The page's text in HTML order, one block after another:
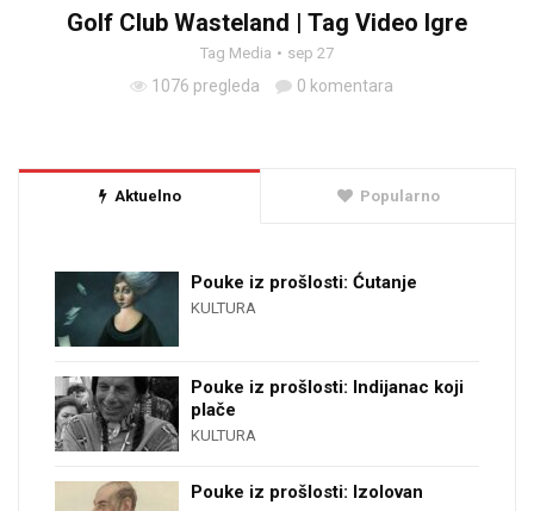
Golf Club Wasteland | Tag Video Igre
Tag Media sep 27
1076 pregleda 0 komentara
Aktuelno Popularno
Pouke iz prošlosti: Ćutanje
KULTURA
Pouke iz prošlosti: Indijanac koji
plače
KULTURA
Pouke iz prošlosti: Izolovan